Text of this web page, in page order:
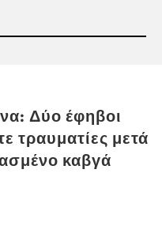
Δύο έφηβοι
τραυματίες μετά
καβγά